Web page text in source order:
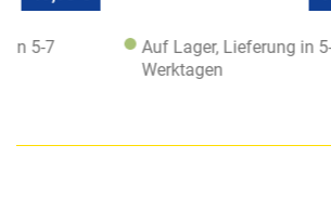
Auf Lager, Lieferung in 5-7